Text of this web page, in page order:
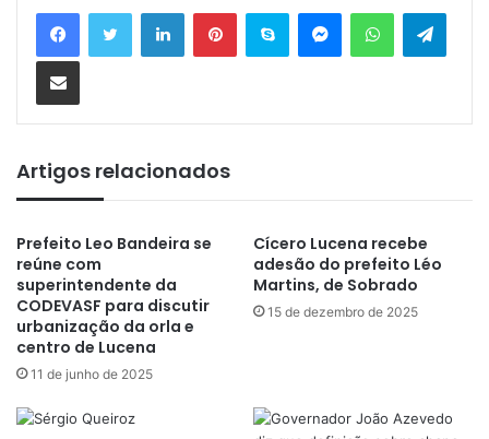
Artigos relacionados
Prefeito Leo Bandeira se
reúne com
superintendente da
CODEVASF para discutir
urbanização da orla e
centro de Lucena
11 de junho de 2025
Cícero Lucena recebe
adesão do prefeito Léo
Martins, de Sobrado
15 de dezembro de 2025